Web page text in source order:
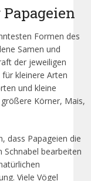
Formen des
Samen und
der jeweiligen
kleinere Arten
und kleine
Körner, Mais,
dass Papageien die
bearbeiten
Viele Vögel